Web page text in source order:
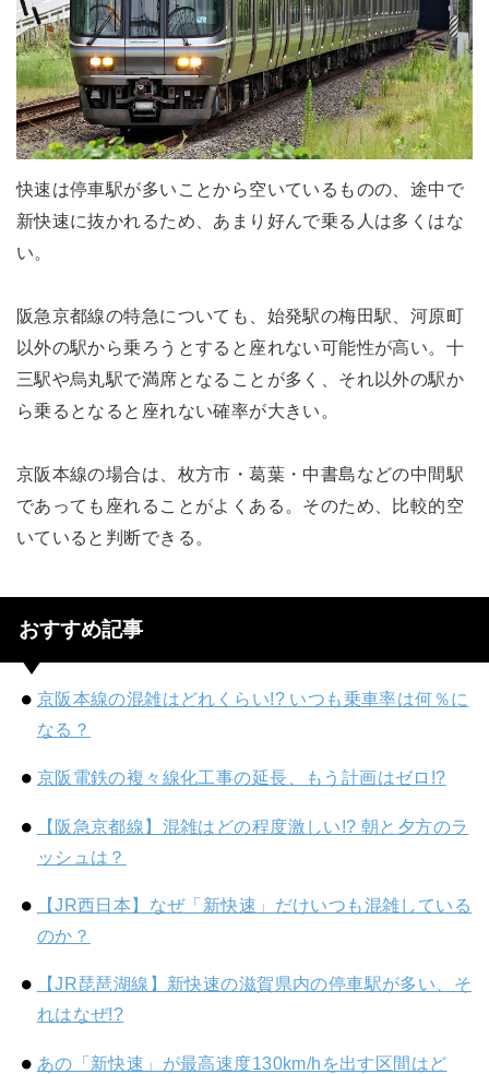
快速は停車駅が多いことから空いているものの、途中で
新快速に抜かれるため、あまり好んで乗る人は多くはな
い。
阪急京都線の特急についても、始発駅の梅田駅、河原町
以外の駅から乗ろうとすると座れない可能性が高い。十
三駅や烏丸駅で満席となることが多く、それ以外の駅か
ら乗るとなると座れない確率が大きい。
京阪本線の場合は、枚方市・葛葉・中書島などの中間駅
であっても座れることがよくある。そのため、比較的空
いていると判断できる。
おすすめ記事
京阪本線の混雑はどれくらい!? いつも乗車率は何％に
なる？
京阪電鉄の複々線化工事の延長、もう計画はゼロ!?
【阪急京都線】混雑はどの程度激しい!? 朝と夕方のラ
ッシュは？
【JR西日本】なぜ「新快速」だけいつも混雑している
のか？
【JR琵琶湖線】新快速の滋賀県内の停車駅が多い、そ
れはなぜ!?
あの「新快速」が最高速度130km/hを出す区間はど